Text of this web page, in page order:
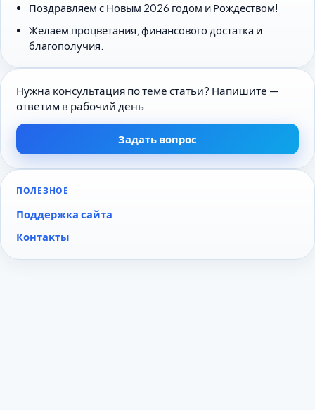
Поздравляем с Новым 2026 годом и Рождеством!
Желаем процветания, финансового достатка и
благополучия.
Нужна консультация по теме статьи? Напишите —
ответим в рабочий день.
Задать вопрос
ПОЛЕЗНОЕ
Поддержка сайта
Контакты